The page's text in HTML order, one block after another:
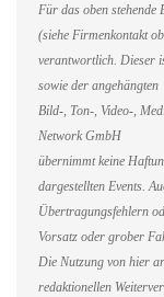
Für das oben stehende
(siehe Firmenkontakt
verantwortlich. Dieser
sowie der angehängten
Bild-, Ton-, Video-,
Network GmbH
übernimmt keine
dargestellten Events.
Übertragungsfehlern
Vorsatz oder grober
Die Nutzung von hier
redaktionellen